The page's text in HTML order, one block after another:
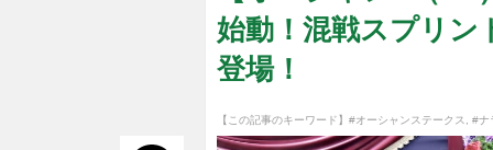
始動！混戦スプリン
登場！
【この記事のキーワード】 #オーシャンステークス #ナ